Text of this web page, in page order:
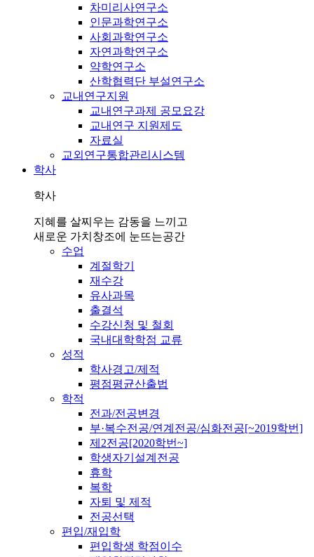
차미리사연구소
인문과학연구소
사회과학연구소
자연과학연구소
약학연구소
산학협력단 부설연구소
교내연구지원
교내연구과제 공모요강
교내연구 지원제도
자료실
교외연구통합관리시스템
학사
학사
지혜를 살찌우는 감동을 느끼고
새로운 가치창조에 눈뜨는공간
수업
계절학기
재수강
유사과목
출결석
수강신청 및 철회
국내대학학점 교류
성적
학사경고/제적
평점평균산출법
학적
전과/전공변경
부·복수전공/연계전공/심화전공[~2019학번]
제2전공[2020학번~]
학생자기설계전공
휴학
복학
자퇴 및 제적
전공선택
편입/재입학
편입학생 학점이수